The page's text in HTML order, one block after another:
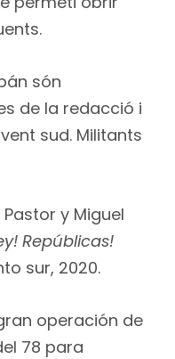
són
de la redacció i
sud. Militants
y Miguel
Repúblicas!
sur, 2020.
operación de
78 para